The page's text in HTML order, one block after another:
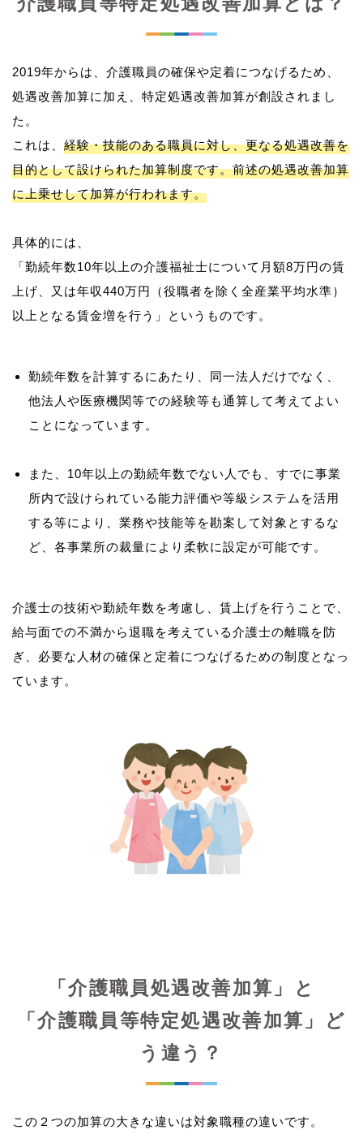
2019年からは、介護職員の確保や定着につなげるため、
処遇改善加算に加え、特定処遇改善加算が創設されまし
た。
これは、 経験・技能のある職員に対し、更なる処遇改善を
目的として設けられた加算制度です。前述の処遇改善加算
に上乗せして加算が行われます。
具体的には、
「勤続年数10年以上の介護福祉士について月額8万円の賃
上げ、又は年収440万円（役職者を除く全産業平均水準）
勤続年数を計算するにあたり、同一法人だけでなく、
他法人や医療機関等での経験等も通算して考えてよい
ことになっています。
また、10年以上の勤続年数でない人でも、すでに事業
所内で設けられている能力評価や等級システムを活用
する等により、業務や技能等を勘案して対象とするな
ど、各事業所の裁量により柔軟に設定が可能です。
介護士の技術や勤続年数を考慮し、賃上げを行うことで、
給与面での不満から退職を考えている介護士の離職を防
ぎ、必要な人材の確保と定着につなげるための制度となっ
ています。
「介護職員処遇改善加算」と
「介護職員等特定処遇改善加算」ど
う違う？
この２つの加算の大きな違いは対象職種の違いです。